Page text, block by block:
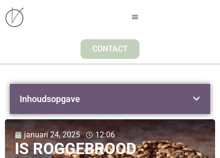
CONTACT
januari 24, 2025 12:06
IS ROGGEBROOD
Inhoudsopgave